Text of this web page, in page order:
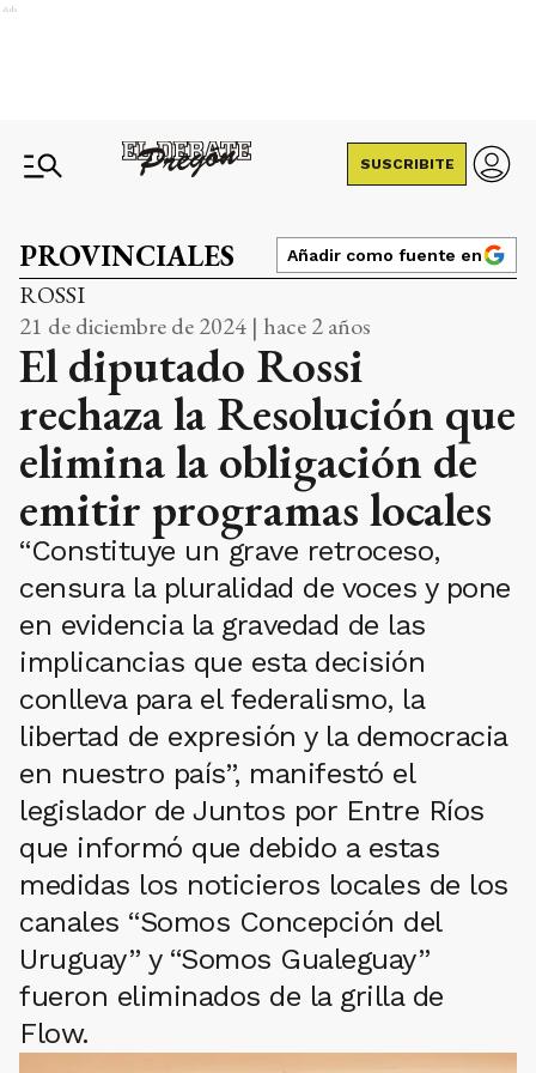
Ads
SUSCRIBITE
PROVINCIALES Añadir como fuente en
ROSSI
21 de diciembre de 2024 | hace 2 años
El diputado Rossi
rechaza la Resolución que
elimina la obligación de
emitir programas locales
“Constituye un grave retroceso,
censura la pluralidad de voces y pone
en evidencia la gravedad de las
implicancias que esta decisión
conlleva para el federalismo, la
libertad de expresión y la democracia
en nuestro país”, manifestó el
legislador de Juntos por Entre Ríos
que informó que debido a estas
medidas los noticieros locales de los
canales “Somos Concepción del
Uruguay” y “Somos Gualeguay”
fueron eliminados de la grilla de
Flow.